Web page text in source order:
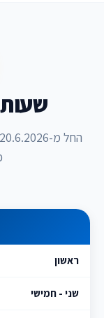
שעות
ראשון
שני - חמישי